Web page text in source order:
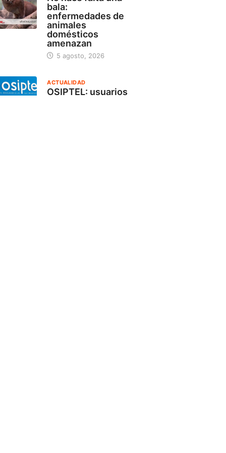
bala:
enfermedades de
animales
domésticos
amenazan
5 agosto, 2026
ACTUALIDAD
OSIPTEL: usuarios